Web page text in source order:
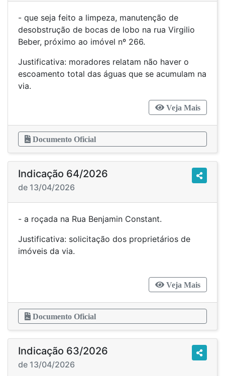
- que seja feito a limpeza, manutenção de
desobstrução de bocas de lobo na rua Virgilio
Beber, próximo ao imóvel nº 266.
Justificativa: moradores relatam não haver o
escoamento total das águas que se acumulam na
via.
Veja Mais
Documento Oficial
Indicação 64/2026
de 13/04/2026
- a roçada na Rua Benjamin Constant.
Justificativa: solicitação dos proprietários de
imóveis da via.
Veja Mais
Documento Oficial
Indicação 63/2026
de 13/04/2026